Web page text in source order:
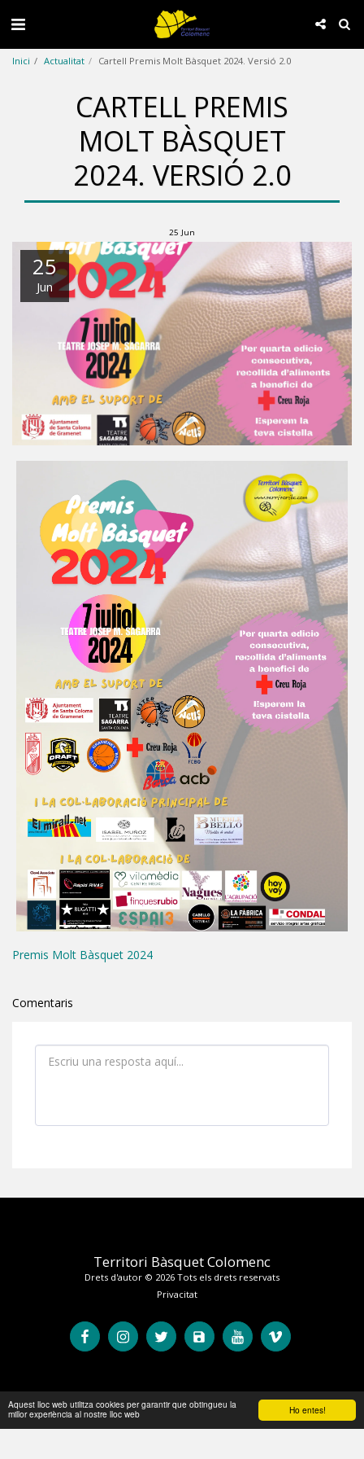
Ho entes!
Aquest lloc web utilitza cookies per garantir que obtingueu la
millor experiència al nostre lloc web
Inici Actualitat Cartell Premis Molt Bàsquet 2024. Versió 2.0
CARTELL PREMIS
MOLT BÀSQUET
2024. VERSIÓ 2.0
25 Jun
25
Jun
Premis Molt Bàsquet 2024
Comentaris
Territori Bàsquet Colomenc
Drets d'autor © 2026 Tots els drets reservats
Privacitat